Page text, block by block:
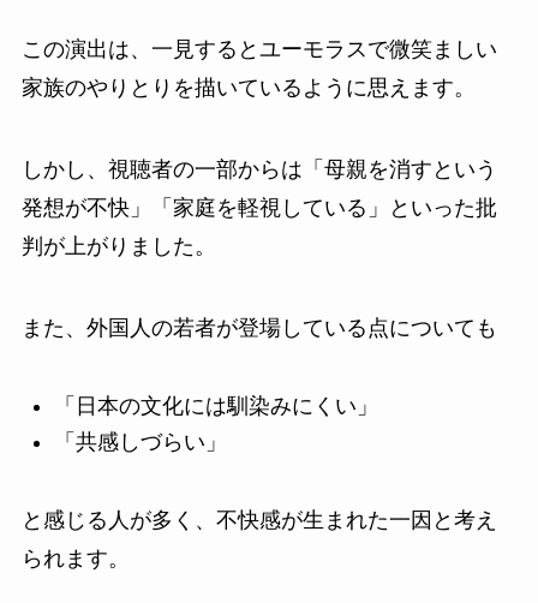
この演出は、一見するとユーモラスで微笑ましい
家族のやりとりを描いているように思えます。
しかし、視聴者の一部からは「母親を消すという
発想が不快」「家庭を軽視している」といった批
判が上がりました。
また、外国人の若者が登場している点についても
「日本の文化には馴染みにくい」
「共感しづらい」
と感じる人が多く、不快感が生まれた一因と考え
られます。